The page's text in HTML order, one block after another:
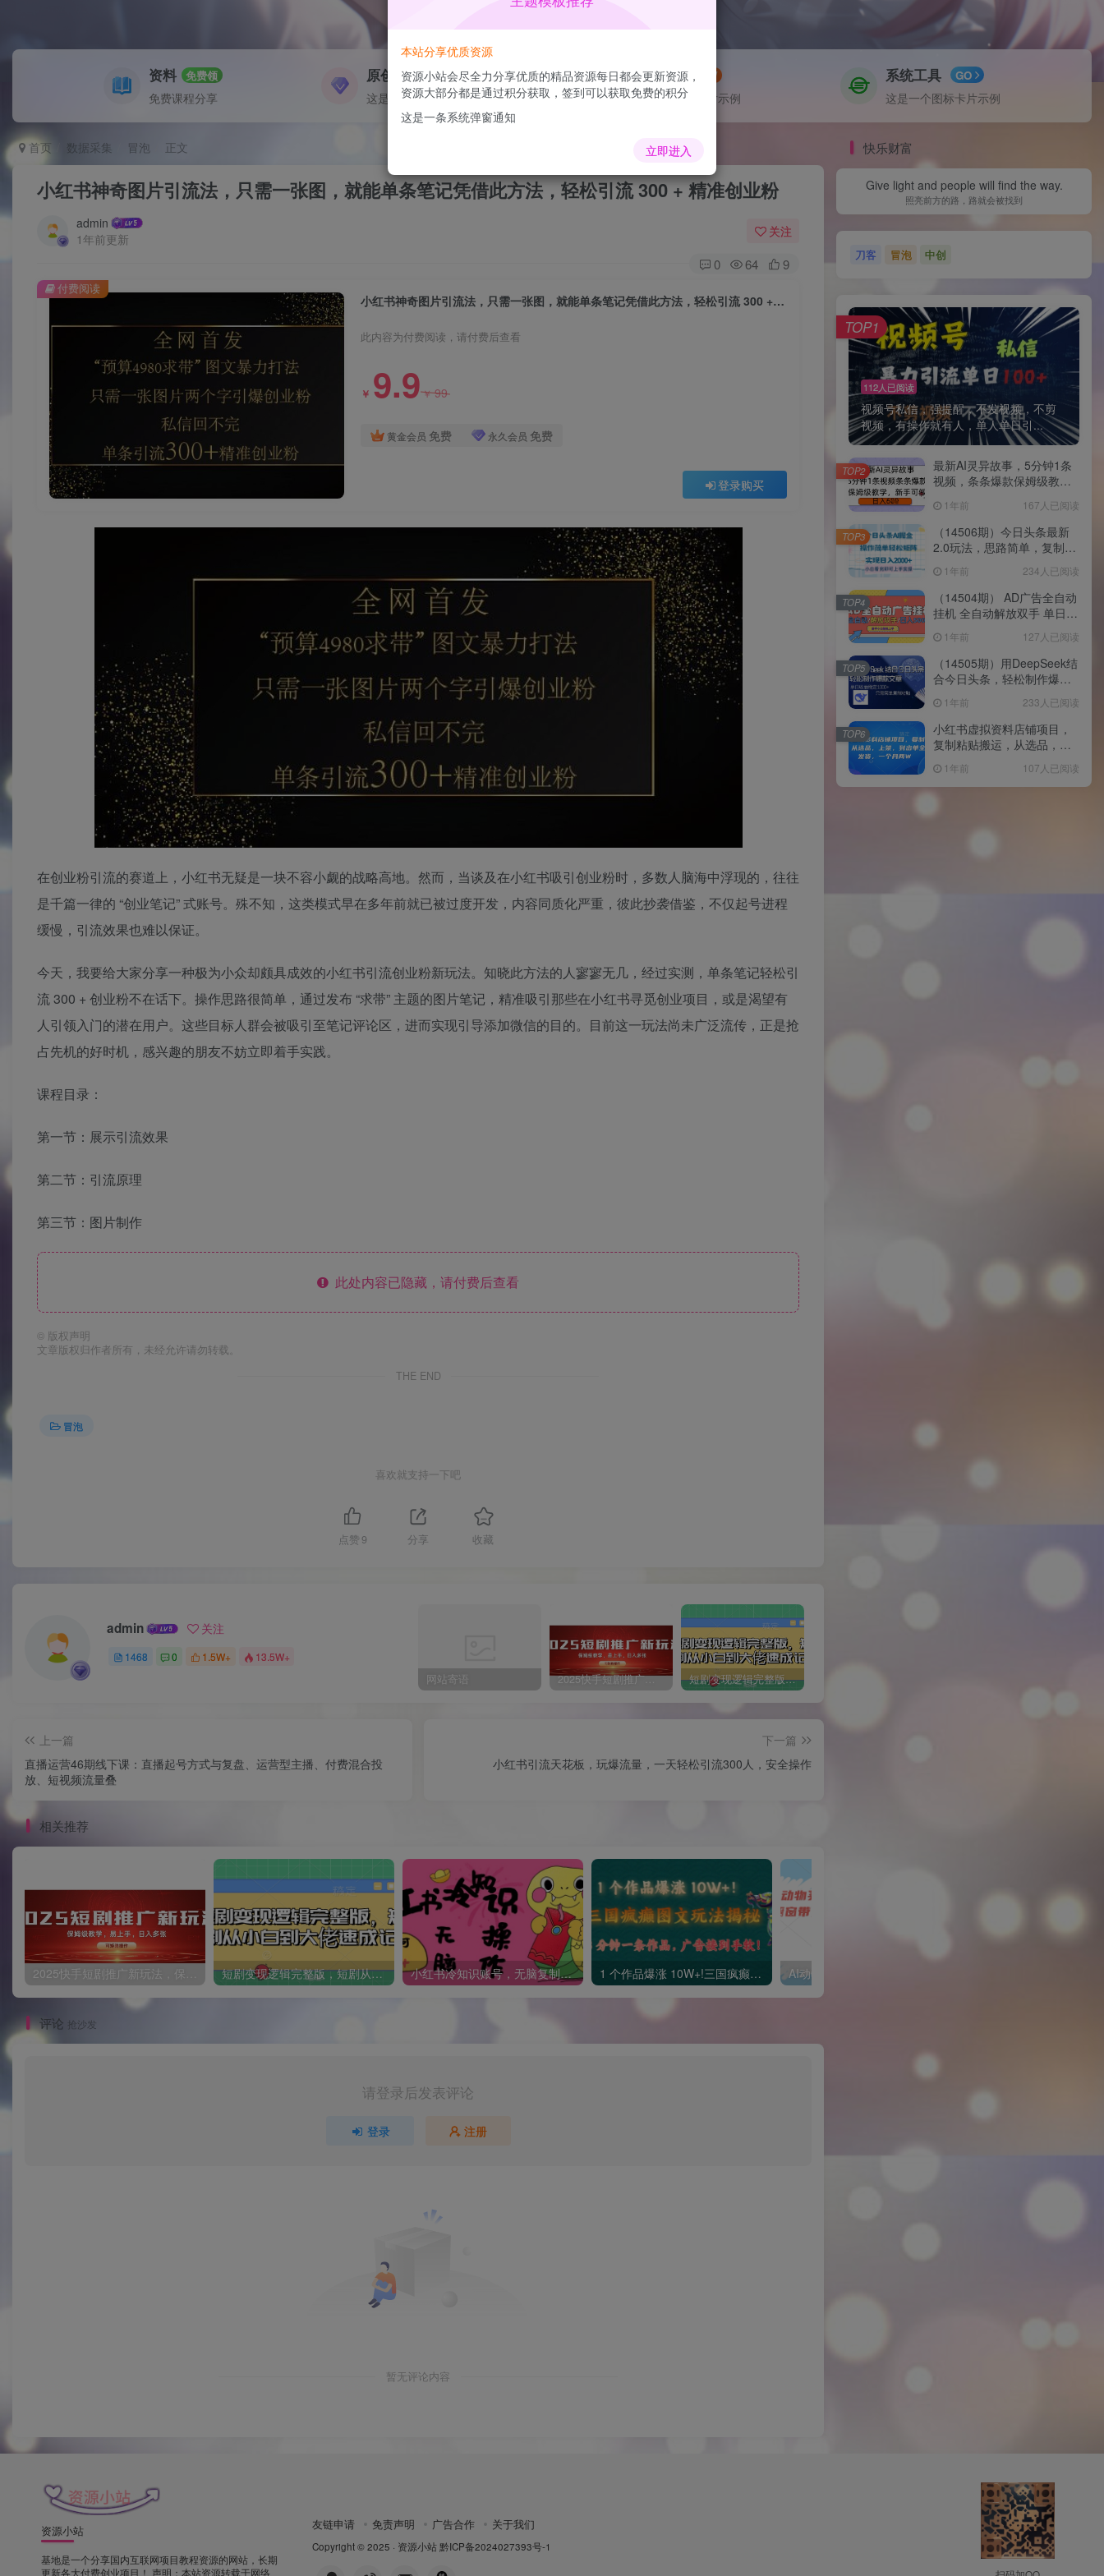
资料 免费领
免费课程分享
原创作品 VIP抢先
这是一个图标卡片示例
灵感来源 NEW
这是一个图标卡片示例
系统工具 GO
这是一个图标卡片示例
首页 数据采集 冒泡 正文
小红书神奇图片引流法，只需一张图，就能单条笔记凭借此方法，轻松引流 300 + 精准创业粉
admin
1年前更新
关注
0 64 9
小红书神奇图片引流法，只需一张图，就能单条笔记凭借此方法，轻松引流 300 + 精准创业粉
此内容为付费阅读，请付费后查看
￥ 9.9￥99
黄金会员 免费 永久会员 免费
登录购买
付费阅读
在创业粉引流的赛道上，小红书无疑是一块不容小觑的战略高地。然而，当谈及在小红书吸引创业粉时，多数人脑海中浮现的，往往
是千篇一律的 “创业笔记” 式账号。殊不知，这类模式早在多年前就已被过度开发，内容同质化严重，彼此抄袭借鉴，不仅起号进程
缓慢，引流效果也难以保证。
今天，我要给大家分享一种极为小众却颇具成效的小红书引流创业粉新玩法。知晓此方法的人寥寥无几，经过实测，单条笔记轻松引
流 300 + 创业粉不在话下。操作思路很简单，通过发布 “求带” 主题的图片笔记，精准吸引那些在小红书寻觅创业项目，或是渴望有
人引领入门的潜在用户。这些目标人群会被吸引至笔记评论区，进而实现引导添加微信的目的。目前这一玩法尚未广泛流传，正是抢
占先机的好时机，感兴趣的朋友不妨立即着手实践。
课程目录：
第一节：展示引流效果
第二节：引流原理
第三节：图片制作
此处内容已隐藏，请付费后查看
© 版权声明
文章版权归作者所有，未经允许请勿转载。
THE END
冒泡
喜欢就支持一下吧
点赞 9 分享 收藏
admin 关注
1468 0 1.5W+ 13.5W+
网站寄语 2025快手短剧推广新玩法，保姆级教学，日入多张，可矩阵操作 短剧变现逻辑完整版，短剧从小白到大佬速成记
上一篇
直播运营46期线下课：直播起号方式与复盘、运营型主播、付费混合投
放、短视频流量叠
下一篇
小红书引流天花板，玩爆流量，一天轻松引流300人，安全操作
相关推荐
2025快手短剧推广新玩法，保姆级教学，日入多张，可矩阵操作 短剧变现逻辑完整版，短剧从小白到大佬速成记 小红书冷知识账号，无脑复制粘贴，5分钟即可变现3张 1 个作品爆涨 10W+!三国疯癫图文玩法揭秘，3 分钟一条作品，广告接到手软!(附详细教学)
评论 抢沙发
请登录后发表评论
登录 注册
暂无评论内容
快乐财富
Give light and people will find the way.
照亮前方的路，路就会被找到
刀客 冒泡 中创
112人已阅读
视频号私信，强提醒，不发视频，不剪
视频，有操作就有人，单人单日引...
TOP1
最新AI灵异故事，5分钟1条
视频，条条爆款保姆级教
1年前 167人已阅读
TOP2
（14506期）今日头条最新
2.0玩法，思路简单，复制粘
2000+
1年前 234人已阅读
TOP3
（14504期） AD广告全自动
挂机 全自动解放双手 单日
1年前 127人已阅读
TOP4
（14505期）用DeepSeek结
合今日头条，轻松制作爆款
需简单…
1年前 233人已阅读
TOP5
小红书虚拟资料店铺项目，
复制粘贴搬运，从选品，上
个月两W
1年前 107人已阅读
TOP6
资源小站
基地是一个分享国内互联网项目教程资源的网站，长期
更新各大付费创业项目！ 声明：本站资源转载于网络
友链申请 免责声明 广告合作 关于我们
Copyright © 2025 · 资源小站黔ICP备2024027393号-1
本站分享优质资源
资源小站会尽全力分享优质的精品资源每日都会更新资源，
资源大部分都是通过积分获取，签到可以获取免费的积分
这是一条系统弹窗通知
立即进入